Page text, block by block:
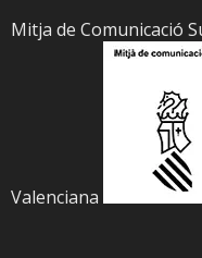
Mitja de Comunicació
Valenciana